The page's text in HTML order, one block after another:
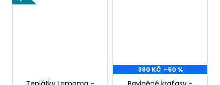
380 KČ –50 %